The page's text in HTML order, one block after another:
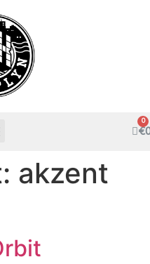
€
akzent